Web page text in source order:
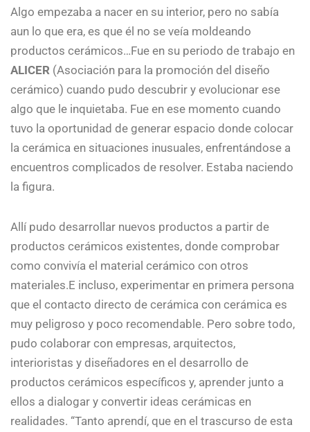
Algo empezaba a nacer en su interior, pero no sabía
aun lo que era, es que él no se veía moldeando
productos cerámicos…Fue en su periodo de trabajo en
ALICER (Asociación para la promoción del diseño
cerámico) cuando pudo descubrir y evolucionar ese
algo que le inquietaba. Fue en ese momento cuando
tuvo la oportunidad de generar espacio donde colocar
la cerámica en situaciones inusuales, enfrentándose a
encuentros complicados de resolver. Estaba naciendo
la figura.
Allí pudo desarrollar nuevos productos a partir de
productos cerámicos existentes, donde comprobar
como convivía el material cerámico con otros
materiales.E incluso, experimentar en primera persona
que el contacto directo de cerámica con cerámica es
muy peligroso y poco recomendable. Pero sobre todo,
pudo colaborar con empresas, arquitectos,
interioristas y diseñadores en el desarrollo de
productos cerámicos específicos y, aprender junto a
ellos a dialogar y convertir ideas cerámicas en
realidades. “Tanto aprendí, que en el trascurso de esta